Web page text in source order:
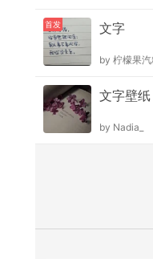
首发 文字
by 柠檬果汽
文字壁纸
by Nadia_